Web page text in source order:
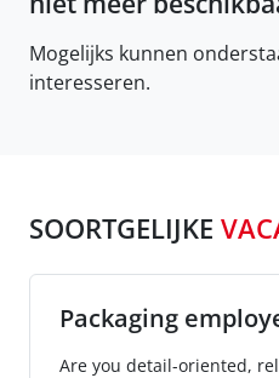
Mogelijks kunnen
interesseren.
SOORTGELIJKE
Packaging
Are you detail-oriented,